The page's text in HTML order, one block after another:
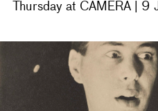
Thursday at CAMERA |